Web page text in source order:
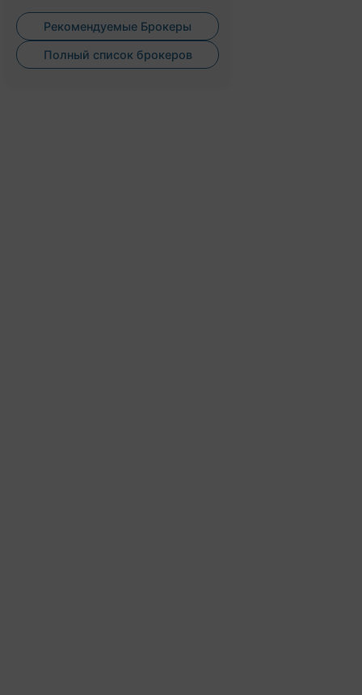
Рекомендуемые Брокеры
Полный список брокеров